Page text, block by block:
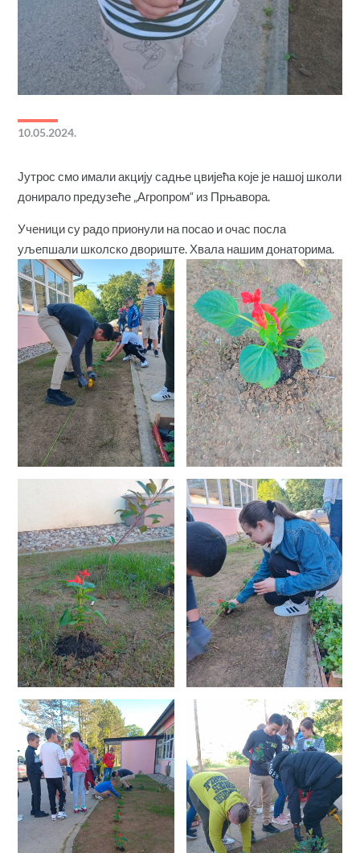
10.05.2024.
Јутрос смо имали акцију садње цвијећа које је нашој школи
донирало предузеће „Агропром“ из Прњавора.
Ученици су радо прионули на посао и очас посла
уљепшали школско двориште. Хвала нашим донаторима.